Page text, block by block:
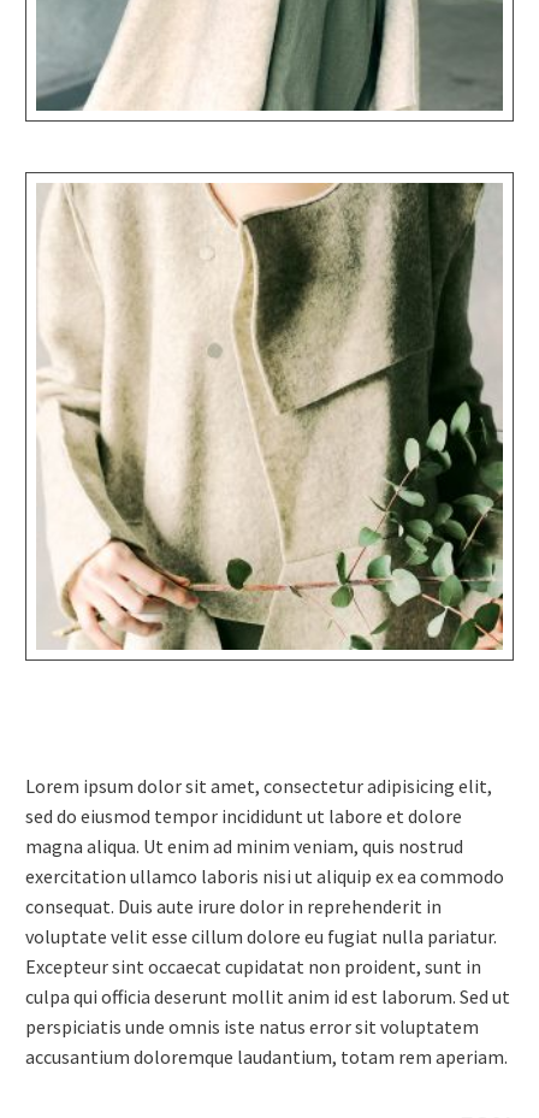
Lorem ipsum dolor sit amet, consectetur adipisicing elit,
sed do eiusmod tempor incididunt ut labore et dolore
magna aliqua. Ut enim ad minim veniam, quis nostrud
exercitation ullamco laboris nisi ut aliquip ex ea commodo
consequat. Duis aute irure dolor in reprehenderit in
voluptate velit esse cillum dolore eu fugiat nulla pariatur.
Excepteur sint occaecat cupidatat non proident, sunt in
culpa qui officia deserunt mollit anim id est laborum. Sed ut
perspiciatis unde omnis iste natus error sit voluptatem
accusantium doloremque laudantium, totam rem aperiam.